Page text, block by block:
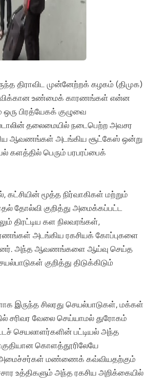
திராவிட முன்னேற்றக் கழகம் (திமுக)
உண்மைக் காரணங்கள் என்ன
பிரத்யேகக் குழுவை
தலைமையில் நடைபெற்ற அவசர
ஆவணங்கள் அடங்கிய சூட்கேஸ் ஒன்று
களத்தில் பெரும் பரபரப்பைக்
மூத்த நிர்வாகிகள் மற்றும்
தோல்வி குறித்து அமைக்கப்பட்ட
திரட்டிய கள நிலவரங்கள்,
அடங்கிய ரகசியக் கோப்புகளை
அந்த ஆவணங்களை ஆய்வு செய்த
குறித்து திடுக்கிடும்
இருந்த சிலரது செயல்பாடுகள், மக்கள்
சரிவர வேலை செய்யாமல் துரோகம்
செயலாளர்களின் பட்டியல் அந்த
கொளத்தூரிலேயே
அமைச்சர்கள் மண்ணைக் கவ்வியதற்கும்
உத்திகளும் அந்த ரகசிய அறிக்கையில்